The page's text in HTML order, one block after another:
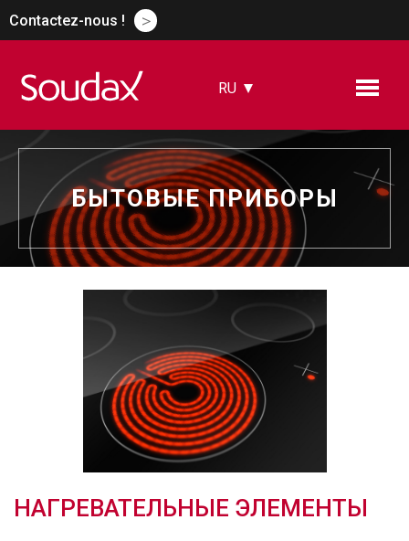
Contactez-nous ! >
RU
EN
ES
DE
CN
БЫТОВЫЕ ПРИБОРЫ
HАГРЕВАТЕЛЬНЫЕ ЭЛЕМЕНТЫ